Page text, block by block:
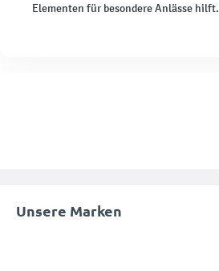
Elementen für besondere Anlässe hilft.
Unsere Marken